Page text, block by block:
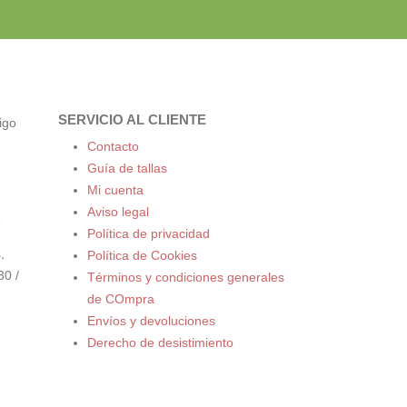
/
SERVICIO AL CLIENTE
Contacto
Guía de tallas
Mi cuenta
Aviso legal
Política de privacidad
Política de Cookies
Términos y condiciones generales
de COmpra
Envíos y devoluciones
Derecho de desistimiento